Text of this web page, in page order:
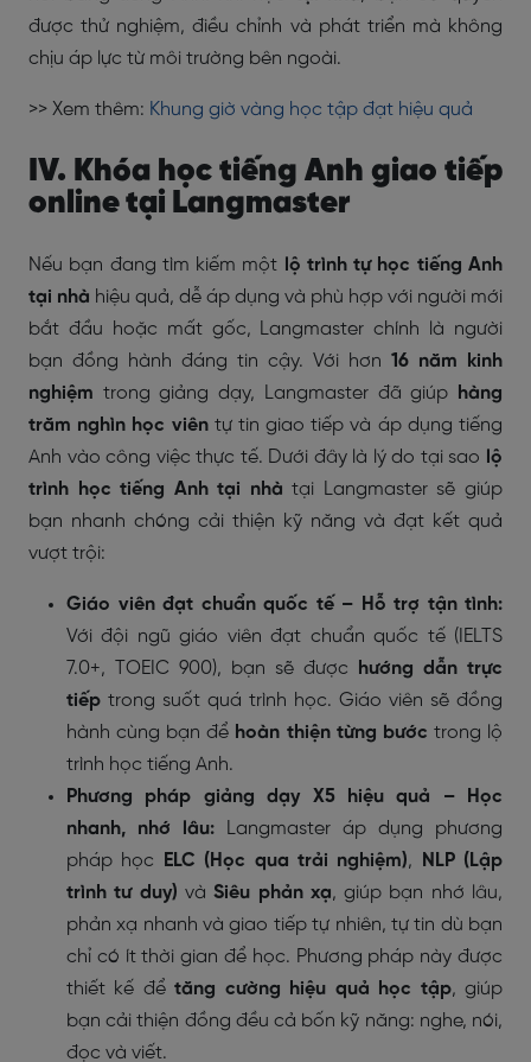
được thử nghiệm, điều chỉnh và phát triển mà không
chịu áp lực từ môi trường bên ngoài.
>> Xem thêm: Khung giờ vàng học tập đạt hiệu quả
IV. Khóa học tiếng Anh giao tiếp
online tại Langmaster
Nếu bạn đang tìm kiếm một lộ trình tự học tiếng Anh
tại nhà hiệu quả, dễ áp dụng và phù hợp với người mới
bắt đầu hoặc mất gốc, Langmaster chính là người
bạn đồng hành đáng tin cậy. Với hơn 16 năm kinh
nghiệm trong giảng dạy, Langmaster đã giúp
hàng
trăm nghìn học viêntự tin giao tiếp và áp dụng tiếng
Anh vào công việc thực tế. Dưới đây là lý do tại sao lộ
trình học tiếng Anh tại nhà tại Langmaster sẽ giúp
bạn nhanh chóng cải thiện kỹ năng và đạt kết quả
vượt trội:
Giáo viên đạt chuẩn quốc tế – Hỗ trợ tận tình:
Với đội ngũ giáo viên đạt chuẩn quốc tế (IELTS
7.0+, TOEIC 900), bạn sẽ được
hướng dẫn trực
tiếp trong suốt quá trình học. Giáo viên sẽ đồng
hành cùng bạn để hoàn thiện từng bước trong lộ
trình học tiếng Anh.
Phương pháp giảng dạy X5 hiệu quả – Học
nhanh, nhớ lâu:
Langmaster áp dụng phương
pháp học
ELC (Học qua trải nghiệm),
NLP (Lập
trình tư duy) vàSiêu phản xạ, giúp bạn nhớ lâu,
phản xạ nhanh và giao tiếp tự nhiên, tự tin dù bạn
chỉ có ít thời gian để học. Phương pháp này được
thiết kế đểtăng cường hiệu quả học tập, giúp
bạn cải thiện đồng đều cả bốn kỹ năng: nghe, nói,
đọc và viết.